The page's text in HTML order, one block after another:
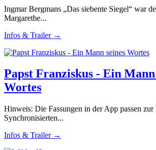
Ingmar Bergmans „Das siebente Siegel“ war
Margarethe...
Infos & Trailer →
Papst Franziskus - Ein Mann
Wortes
Hinweis: Die Fassungen in der App passen zur
Synchronisierten...
Infos & Trailer →